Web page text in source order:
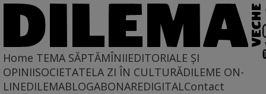
Home TEMA SĂPTĂMÎNIIEDITORIALE ȘI
OPINIISOCIETATELA ZI ÎN CULTURĂDILEME ON-
LINEDILEMABLOGABONAREDIGITALContact